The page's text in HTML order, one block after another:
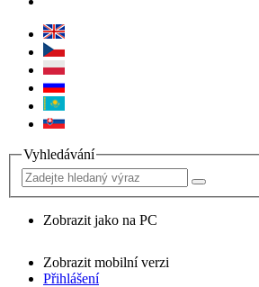
Vyhledávání
Zobrazit jako na PC
Zobrazit mobilní verzi
Přihlášení